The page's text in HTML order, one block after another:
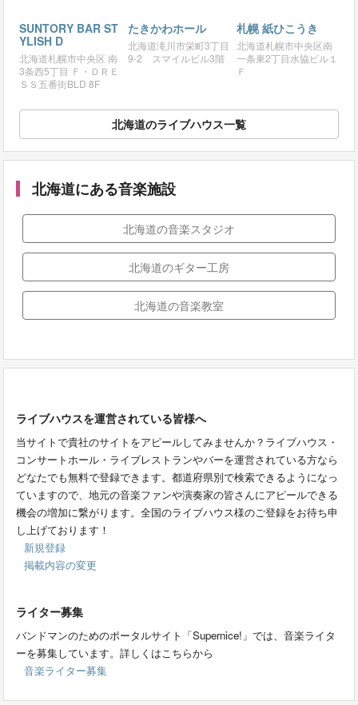
SUNTORY BAR ST
YLISH D
北海道札幌市中央区 南
3条西5丁目 Ｆ・ＤＲＥ
ＳＳ五番街BLD 8F
たきかわホール
北海道滝川市栄町3丁目
9-2 スマイルビル3階
札幌 紙ひこうき
北海道札幌市中央区南
一条東2丁目水協ビル１
Ｆ
北海道のライブハウス一覧
北海道にある音楽施設
北海道の音楽スタジオ
北海道のギター工房
北海道の音楽教室
ライブハウスを運営されている皆様へ
当サイトで貴社のサイトをアピールしてみませんか？ライブハウス・
コンサートホール・ライブレストランやバーを運営されている方なら
どなたでも無料で登録できます。都道府県別で検索できるようになっ
ていますので、地元の音楽ファンや演奏家の皆さんにアピールできる
機会の増加に繋がります。全国のライブハウス様のご登録をお待ち申
し上げております！
新規登録
掲載内容の変更
ライター募集
バンドマンのためのポータルサイト「Supernice!」では、音楽ライタ
ーを募集しています。詳しくはこちらから
音楽ライター募集